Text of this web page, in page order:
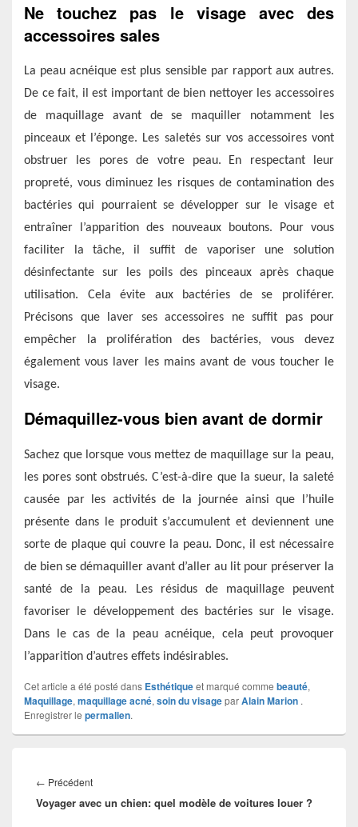
Ne touchez pas le visage avec des
accessoires sales
La peau acnéique est plus sensible par rapport aux autres.
De ce fait, il est important de bien nettoyer les accessoires
de maquillage avant de se maquiller notamment les
pinceauxet l’éponge. Les saletés sur vos accessoires vont
obstruer les pores de votre peau.
En respectant leur
propreté, vous diminuez les risques de contamination des
bactéries qui pourraient se développer sur le visage et
entraîner l’apparition des nouveaux boutons. Pour vous
faciliter la tâche, il suffit de vaporiser une solution
désinfectante sur les poils des pinceaux après chaque
utilisation. Cela évite aux bactéries de se proliférer.
Précisons que laver ses accessoires ne suffit pas pour
empêcher la prolifération des bactéries, vous devez
également vous laver les mains avant de vous toucher le
visage.
Démaquillez-vous bien avant de dormir
Sachez que lorsque vous mettez de maquillage sur la peau,
les pores sont obstrués. C’est-à-dire que la sueur, la saleté
causée par les activités de la journée ainsi que l’huile
présente dans le produit s’accumulent et deviennent une
sorte de plaque qui couvre la peau. Donc, il est nécessaire
de bien se démaquiller avant d’aller au lit pour préserver la
santé de la peau. Les résidus de maquillage peuvent
favoriser le développement des bactéries sur le visage.
Dans le cas de la peau acnéique, cela peut provoquer
l’apparition d’autres effets indésirables.
Cet article a été posté dans Esthétiqueet marqué comme beauté,
Maquillage, maquillage acné, soin du visageparAlain Marion .
Enregistrer le permalien.
de
l’article
← PrécédentArticle
précédent :
Voyager avec un chien: quel modèle de voitures louer ?